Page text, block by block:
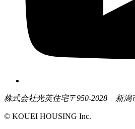
株式会社光英住宅〒950-2028 新潟
© KOUEI HOUSING Inc.